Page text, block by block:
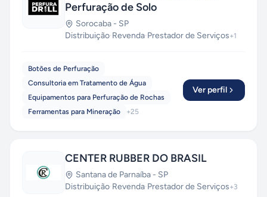
Perfuração de Solo
Sorocaba - SP
Distribuição·Revenda·Prestador de Serviços+1
Botões de Perfuração
Consultoria em Tratamento de Água
Equipamentos para Perfuração de Rochas
Ferramentas para Mineração
+25
Ver perfil
CENTER RUBBER DO BRASIL
Santana de Parnaíba - SP
Distribuição·Revenda·Prestador de Serviços+3